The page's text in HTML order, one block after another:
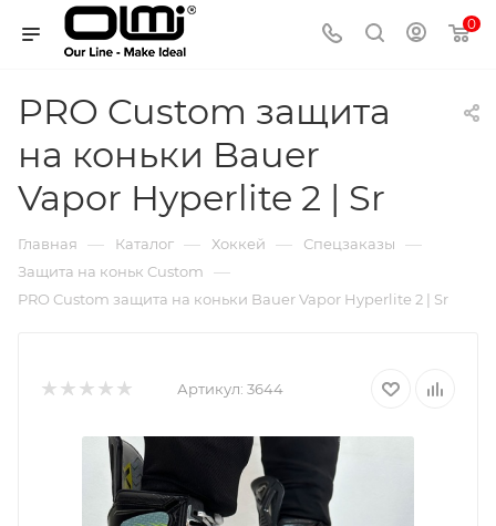
0
PRO Custom защита
на коньки Bauer
Vapor Hyperlite 2 | Sr
Главная — Каталог — Хоккей — Спецзаказы —
Защита на коньк Custom —
PRO Custom защита на коньки Bauer Vapor Hyperlite 2 | Sr
Артикул: 3644